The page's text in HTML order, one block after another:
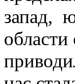
запад,